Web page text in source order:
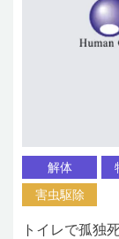
解体
害虫駆除
トイレで孤独